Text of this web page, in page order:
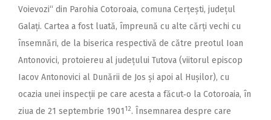
Voievozi“ din Parohia Cotoroaia, comuna Cerțești, județul
Galați. Cartea a fost luată, împreună cu alte cărți vechi cu
însemnări, de la biserica respectivă de către preotul Ioan
Antonovici, protoiereu al județului Tutova (viitorul episcop
Iacov Antonovici al Dunării de Jos și apoi al Hușilor), cu
ocazia unei inspecții pe care acesta a făcut‑o la Cotoroaia, în
ziua de 21 septembrie 1901 12. Însemnarea despre care